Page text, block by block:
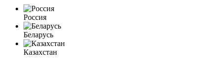
Россия
Беларусь
Казахстан